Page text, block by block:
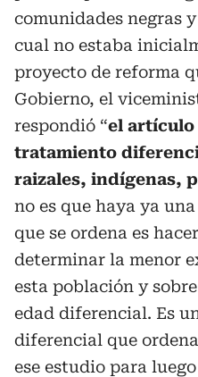
comunidades negras
cual no estaba
proyecto de reforma
Gobierno, el
respondió “el artículo
tratamiento
raizales, indígenas,
no es que haya ya
que se ordena es
determinar la menor
esta población y
edad diferencial. Es
diferencial que
ese estudio para